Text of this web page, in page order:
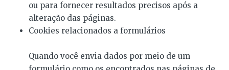
ou para fornecer resultados precisos após a
alteração das páginas.
Cookies relacionados a formulários
Quando você envia dados por meio de um